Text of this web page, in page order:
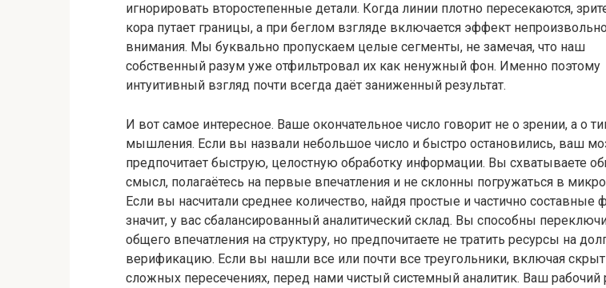
игнорировать второстепенные детали. Когда линии плотно пересекаются,
кора путает границы, а при беглом взгляде включается эффект
внимания. Мы буквально пропускаем целые сегменты, не замечая, что наш
собственный разум уже отфильтровал их как ненужный фон. Именно поэтому
интуитивный взгляд почти всегда даёт заниженный результат.
И вот самое интересное. Ваше окончательное число говорит не о зрении, а о
мышления. Если вы назвали небольшое число и быстро остановились, ваш
предпочитает быструю, целостную обработку информации. Вы схватываете
смысл, полагаётесь на первые впечатления и не склонны погружаться в
Если вы насчитали среднее количество, найдя простые и частично составные
значит, у вас сбалансированный аналитический склад. Вы способны
общего впечатления на структуру, но предпочитаете не тратить ресурсы на
верификацию. Если вы нашли все или почти все треугольники, включая
сложных пересечениях, перед нами чистый системный аналитик. Ваш